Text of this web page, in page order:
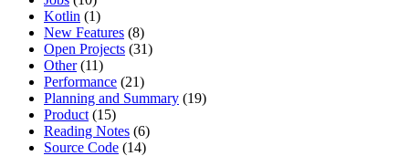
Kotlin (1)
New Features (8)
Open Projects (31)
Other(11)
Performance (21)
Planning and Summary (19)
Product (15)
Reading Notes (6)
Source Code (14)